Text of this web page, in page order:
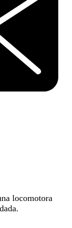
locomotora